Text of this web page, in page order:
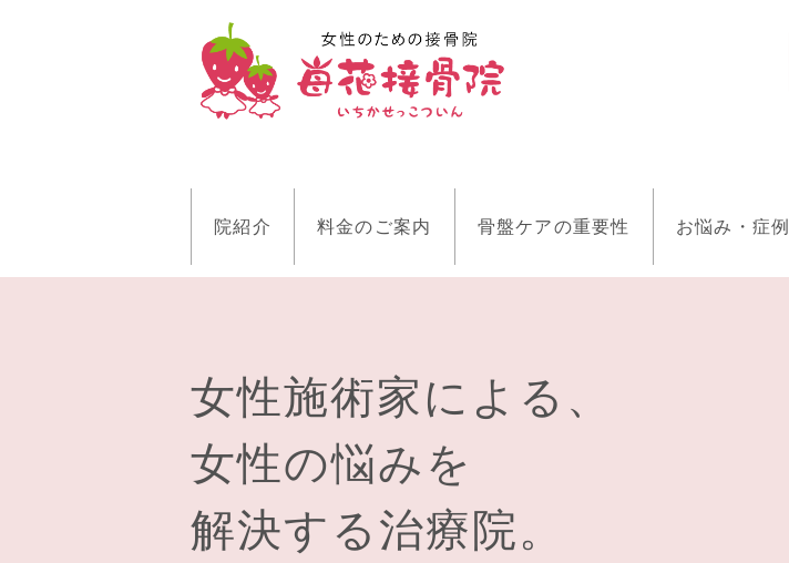
院紹介 料金のご案内 骨盤ケアの重要性 お悩み・症例
女性施術家による、
女性の悩みを
解決する治療院。